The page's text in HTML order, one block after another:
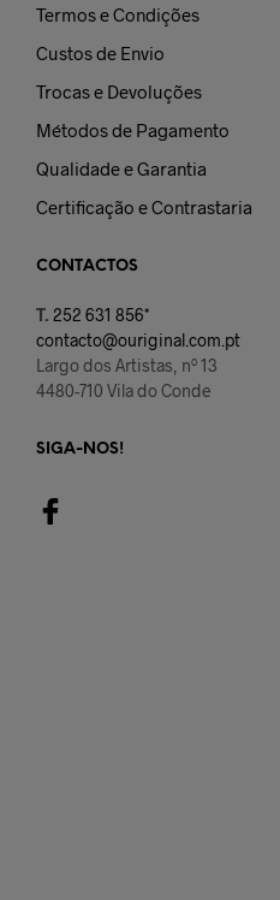
Termos e Condições
Custos de Envio
Trocas e Devoluções
Métodos de Pagamento
Qualidade e Garantia
Certificação e Contrastaria
CONTACTOS
T. 252 631 856*
contacto@ouriginal.com.pt
Largo dos Artistas, nº 13
4480-710 Vila do Conde
SIGA-NOS!